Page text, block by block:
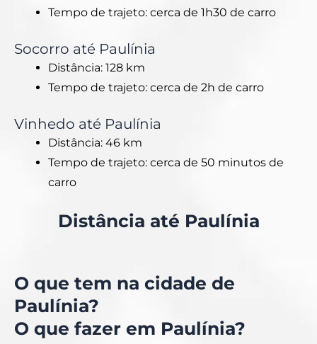
Tempo de trajeto: cerca de 1h30 de carro
Socorro até Paulínia
Distância: 128 km
Tempo de trajeto: cerca de 2h de carro
Vinhedo até Paulínia
Distância: 46 km
Tempo de trajeto: cerca de 50 minutos de
carro
Distância até Paulínia
O que tem na cidade de
Paulínia?
O que fazer em Paulínia?